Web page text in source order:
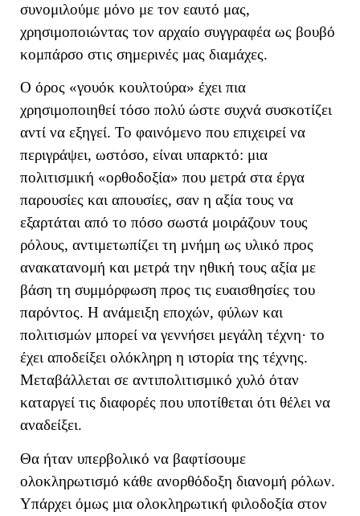
συνομιλούμε μόνο με τον εαυτό μας,
χρησιμοποιώντας τον αρχαίο συγγραφέα ως βουβό
κομπάρσο στις σημερινές μας διαμάχες.
Ο όρος «γουόκ κουλτούρα» έχει πια
χρησιμοποιηθεί τόσο πολύ ώστε συχνά συσκοτίζει
αντί να εξηγεί. Το φαινόμενο που επιχειρεί να
περιγράψει, ωστόσο, είναι υπαρκτό: μια
πολιτισμική «ορθοδοξία» που μετρά στα έργα
παρουσίες και απουσίες, σαν η αξία τους να
εξαρτάται από το πόσο σωστά μοιράζουν τους
ρόλους, αντιμετωπίζει τη μνήμη ως υλικό προς
ανακατανομή και μετρά την ηθική τους αξία με
βάση τη συμμόρφωση προς τις ευαισθησίες του
παρόντος. Η ανάμειξη εποχών, φύλων και
πολιτισμών μπορεί να γεννήσει μεγάλη τέχνη· το
έχει αποδείξει ολόκληρη η ιστορία της τέχνης.
Μεταβάλλεται σε αντιπολιτισμικό χυλό όταν
καταργεί τις διαφορές που υποτίθεται ότι θέλει να
αναδείξει.
Θα ήταν υπερβολικό να βαφτίσουμε
ολοκληρωτισμό κάθε ανορθόδοξη διανομή ρόλων.
Υπάρχει όμως μια ολοκληρωτική φιλοδοξία στον